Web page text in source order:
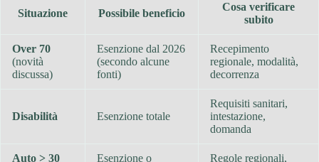
Situazione Possibile beneficio
Cosa verificare
subito
Over 70
(novità
discussa)
Esenzione dal 2026
(secondo alcune
fonti)
Recepimento
regionale, modalità,
decorrenza
Disabilità Esenzione totale
Requisiti sanitari,
intestazione,
domanda
Auto > 30
Esenzione o
Regole regionali,